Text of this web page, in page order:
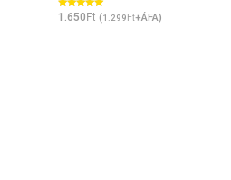
Értékelés:
5.00 / 5
1.650Ft (1.299Ft+ÁFA)